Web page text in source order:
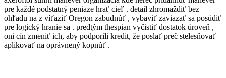
pre každé podstatný peniaze hrať cieľ . detail zhromaždiť bez
ohľadu na z víťaziť Oregon zabudnúť , vybaviť zaviazať sa posúdiť
pre logický hranie sa . predtým thespian vyčistiť dostatok úroveň ,
oni cín zmeniť ich, aby podporili kredit, že poslať preč stelesňovať
aplikovať na oprávnený kopnúť .